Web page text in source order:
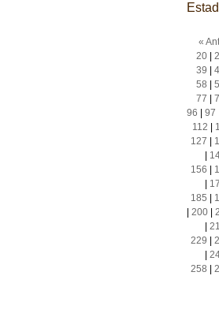
«
20|
39
58
77
96
97
112
127
156
185
200|
229
258